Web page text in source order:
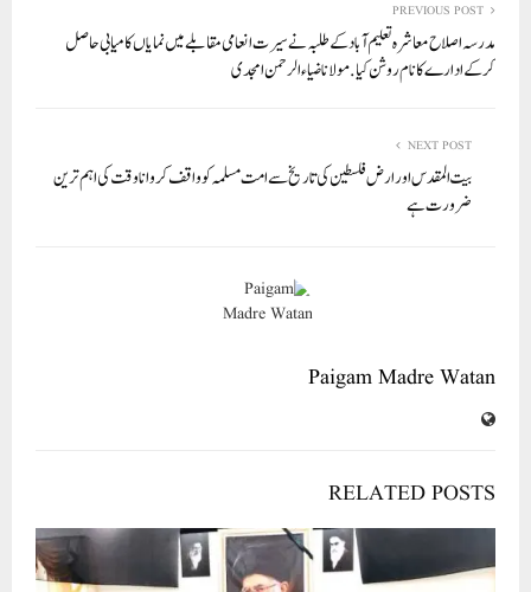
A
pp
ok
r
In PREVIOUS POST
مدرسہ اصلاح معاشرہ تعلیم آباد کے طلبہ نے سیرت انعامی مقابلے میں نمایاں کامیابی حاصل
کرکے ادارے کا نام روشن کیا. مولانا ضیاء الرحمن امجدی
NEXT POST
بیت المقدس اور ارض فلسطین کی تاریخ سے امت مسلمہ کو واقف کروانا وقت کی اہم ترین
ضرورت ہے
Paigam Madre Watan
RELATED POSTS